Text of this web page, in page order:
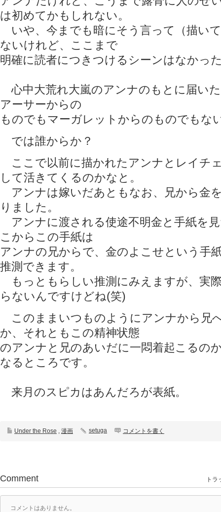
は初めてかもしれない。
いや、今までも暗にそう言って（描い
ないけれど、ここまで
明確に読者につきつけるシーンはなかっ
心中大荒れ大嵐のアンナのもとに届い
アーサーからの
ものでもマーガレットからのものでもな
では誰からか？
ここで以前に描かれたアンナとレイチ
して活きてくるのかなと。
アンナは嫁いだあともなお、兄から金
りました。
アンナに渡される使途不明金と手紙を
こからこの手紙は
アンナの兄からで、金のよこせという手
推測できます。
もっともらしい推測にみえますが、実
らないんですけどね(笑)
このままいつものようにアンナから兄
か、それともこの精神状態
のアンナと兄のあいだに一悶着起こるの
なるところです。
来月のスピカはあんだろが表紙。
Under the Rose , 漫画 setuga コメントを書く
Comment トラ
コメントはありません。